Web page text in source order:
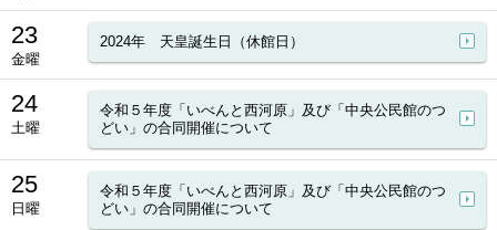
23
金曜
2024年 天皇誕生日（休館日）
24
土曜
令和５年度「いべんと西河原」及び「中央公民館のつ
どい」の合同開催について
25
日曜
令和５年度「いべんと西河原」及び「中央公民館のつ
どい」の合同開催について